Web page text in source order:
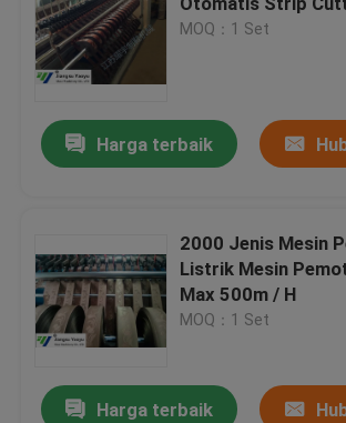
MOQ：1 Set
Harga terbaik
2000 Jenis Mesin
Listrik Mesin
Max 500m / H
MOQ：1 Set
Harga terbaik